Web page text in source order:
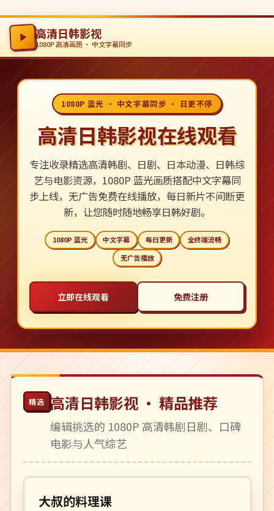
高清日韩影视
1080P 高清画质 · 中文字幕同步
1080P 蓝光 · 中文字幕同步 · 日更不停
高清日韩影视在线观看
专注收录精选高清韩剧、日剧、日本动漫、日韩综
艺与电影资源，1080P 蓝光画质搭配中文字幕同
步上线，无广告免费在线播放，每日新片不间断更
新，让您随时随地畅享日韩好剧。
1080P 蓝光 中文字幕 每日更新
全终端流畅
无广告播放
立即在线观看 免费注册
精选 高清日韩影视 · 精品推荐
编辑挑选的 1080P 高清韩剧日剧、口碑
电影与人气综艺
韩国
热播
大叔的料理课